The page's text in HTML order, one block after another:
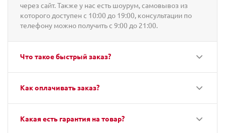
через сайт. Также у нас есть шоурум, самовывоз из
которого доступен с 10:00 до 19:00, консультации по
телефону можно получить с 9:00 до 21:00.
Что такое быстрый заказ?
Как оплачивать заказ?
Какая есть гарантия на товар?